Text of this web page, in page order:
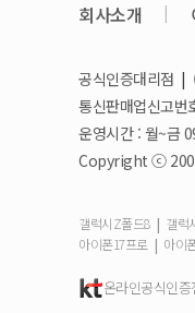
회사소개 |
공식인증대리점 |
통신판매업신고
운영시간 : 월~금
Copyright ⓒ
갤럭시Z폴드8 | 갤럭
아이폰17프로 | 아이
온라인공식인증